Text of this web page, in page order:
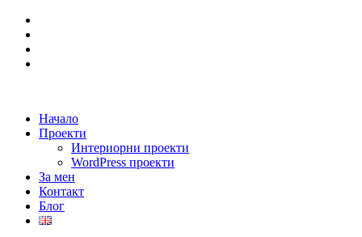
Начало
Проекти
Интериорни проекти
WordPress проекти
За мен
Контакт
Блог